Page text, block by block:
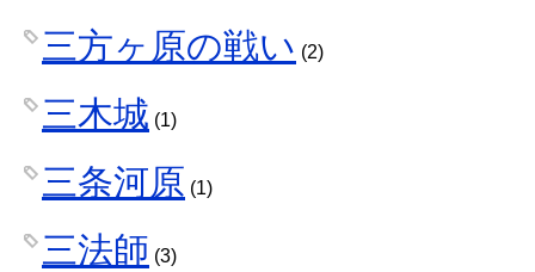
三方ヶ原の戦い (2)
三木城 (1)
三条河原 (1)
三法師 (3)